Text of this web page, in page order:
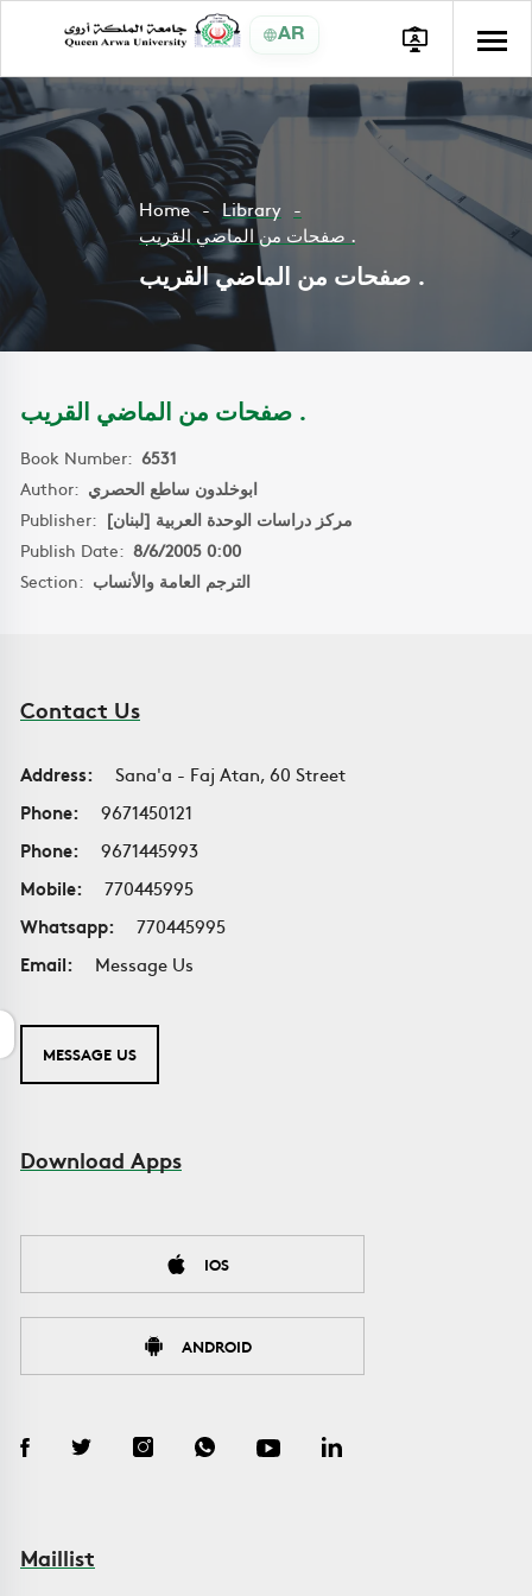
AR
Home
Library
صفحات من الماضي القريب .
صفحات من الماضي القريب .
صفحات من الماضي القريب .
Book Number: 6531
Author: ابوخلدون ساطع الحصري
Publisher: مركز دراسات الوحدة العربية [لبنان]
Publish Date: 8/6/2005 0:00
Section: الترجم العامة والأنساب
Contact Us
Address:
Sana'a - Faj Atan, 60 Street
Phone:
9671450121
Phone:
9671445993
Mobile:
770445995
Whatsapp:
770445995
Email:
Message Us
MESSAGE US
Download Apps
IOS
ANDROID
Maillist